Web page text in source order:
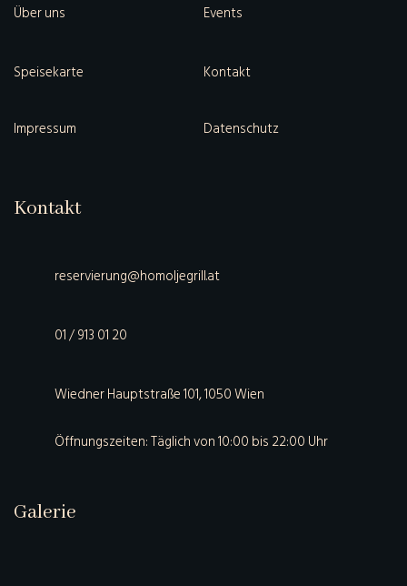
Über uns
Speisekarte
Impressum
Events
Kontakt
Datenschutz
Kontakt
reservierung@homoljegrill.at
01 / 913 01 20
Wiedner Hauptstraße 101, 1050 Wien
Öffnungszeiten: Täglich von 10:00 bis 22:00 Uhr
Galerie